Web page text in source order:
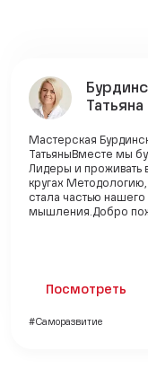
Татьяна
Мастерская
ТатьяныВместе мы
Лидеры и проживать
кругах
стала частью нашего
мышления.Добро
Посмотреть
#Саморазвитие